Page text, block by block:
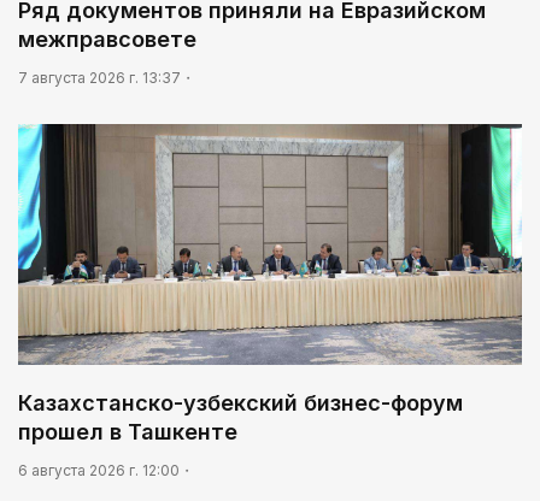
Ряд документов приняли на Евразийском
межправсовете
7 августа 2026 г. 13:37
Казахстанско-узбекский бизнес-форум
прошел в Ташкенте
6 августа 2026 г. 12:00